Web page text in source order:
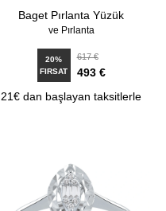
Baget Pırlanta Yüzük
ve Pırlanta
20%
FIRSAT
617 €
493 €
21€ dan başlayan taksitlerle